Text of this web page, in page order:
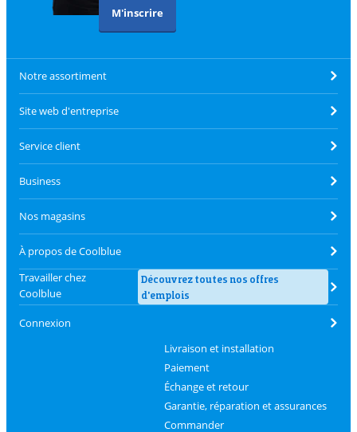
M'inscrire
Notre assortiment
Site web d'entreprise
Service client
Business
Nos magasins
À propos de Coolblue
Travailler chez
Coolblue
Découvrez toutes nos offres
d'emplois
Connexion
Livraison et installation
Paiement
Échange et retour
Garantie, réparation et assurances
Commander